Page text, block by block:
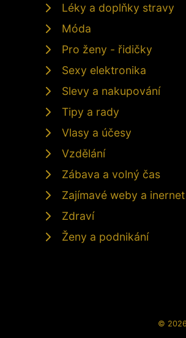
Léky a doplňky stravy
Móda
Pro ženy - řidičky
Sexy elektronika
Slevy a nakupování
Tipy a rady
Vlasy a účesy
Vzdělání
Zábava a volný čas
Zajímavé weby a inernet
Zdraví
Ženy a podnikání
©